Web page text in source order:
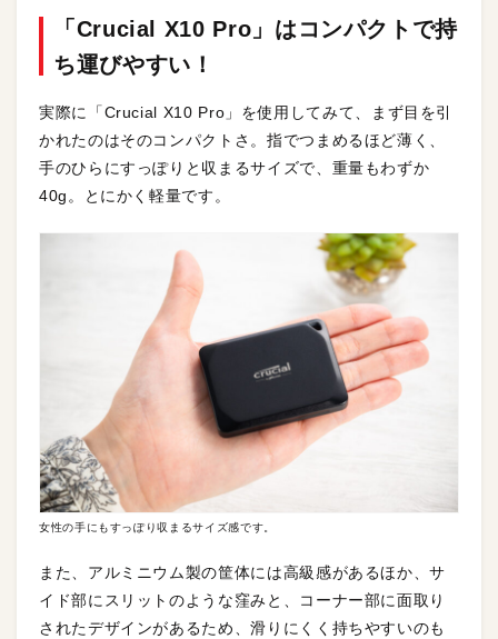
「 Crucial X10 Pro」 はコンパクトで持
ち運びやすい！
実際に「Crucial X10 Pro」を使用してみて、まず目を引
かれたのはそのコンパクトさ。指でつまめるほど薄く、
手のひらにすっぽりと収まるサイズで、重量もわずか
40g。とにかく軽量です。
女性の手にもすっぽり収まるサイズ感です。
また、アルミニウム製の筐体には高級感があるほか、サ
イド部にスリットのような窪みと、コーナー部に面取り
されたデザインがあるため、滑りにくく持ちやすいのも